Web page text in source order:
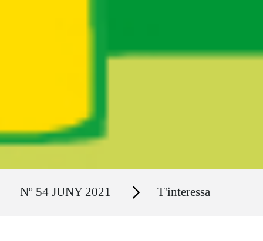
Nº 54 JUNY 2021 Secciones T'interessa